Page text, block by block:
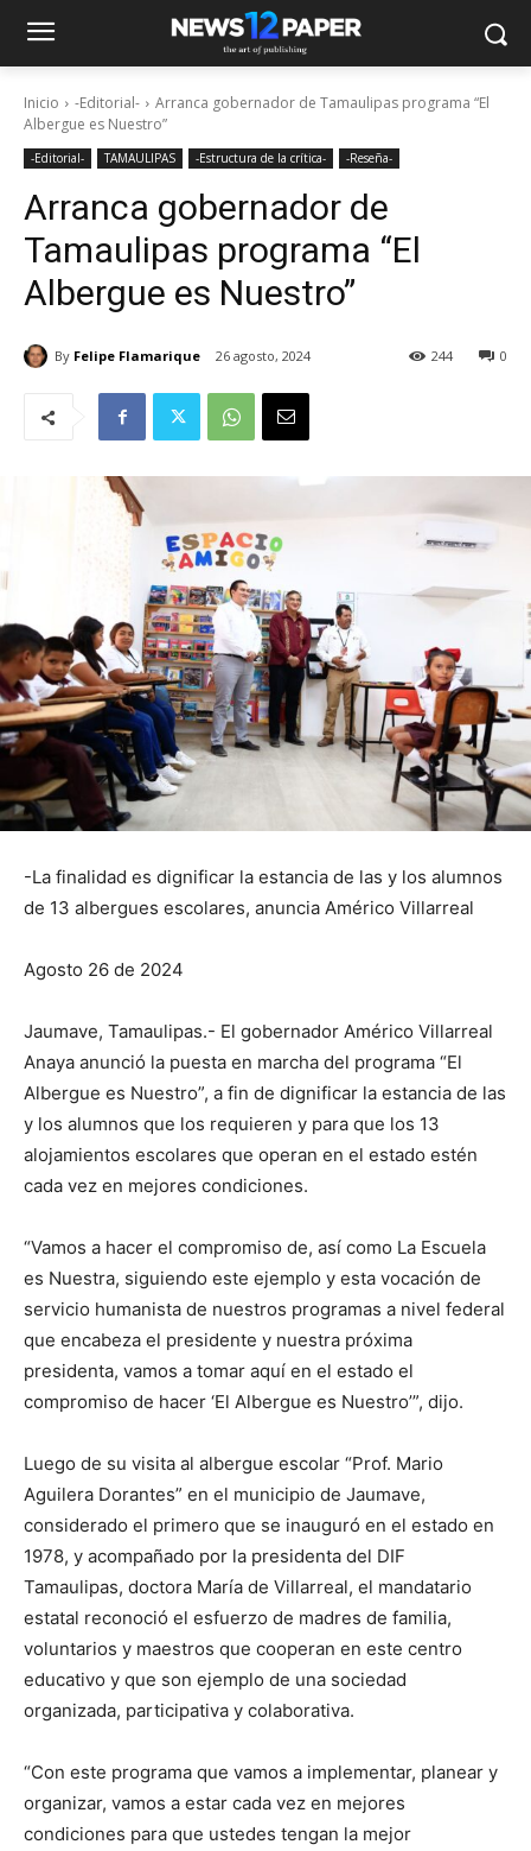
Inicio -Editorial-
Arranca gobernador de Tamaulipas programa “El
Albergue es Nuestro”
-Editorial- TAMAULIPAS -Estructura de la crítica- -Reseña-
Arranca gobernador de
Tamaulipas programa “El
Albergue es Nuestro”
By Felipe Flamarique 26 agosto, 2024 0
244
-La finalidad es dignificar la estancia de las y los alumnos
de 13 albergues escolares, anuncia Américo Villarreal
Agosto 26 de 2024
Jaumave, Tamaulipas.- El gobernador Américo Villarreal
Anaya anunció la puesta en marcha del programa “El
Albergue es Nuestro”, a fin de dignificar la estancia de las
y los alumnos que los requieren y para que los 13
alojamientos escolares que operan en el estado estén
cada vez en mejores condiciones.
“Vamos a hacer el compromiso de, así como La Escuela
es Nuestra, siguiendo este ejemplo y esta vocación de
servicio humanista de nuestros programas a nivel federal
que encabeza el presidente y nuestra próxima
presidenta, vamos a tomar aquí en el estado el
compromiso de hacer ‘El Albergue es Nuestro’”, dijo.
Luego de su visita al albergue escolar “Prof. Mario
Aguilera Dorantes” en el municipio de Jaumave,
considerado el primero que se inauguró en el estado en
1978, y acompañado por la presidenta del DIF
Tamaulipas, doctora María de Villarreal, el mandatario
estatal reconoció el esfuerzo de madres de familia,
voluntarios y maestros que cooperan en este centro
educativo y que son ejemplo de una sociedad
organizada, participativa y colaborativa.
“Con este programa que vamos a implementar, planear y
organizar, vamos a estar cada vez en mejores
condiciones para que ustedes tengan la mejor